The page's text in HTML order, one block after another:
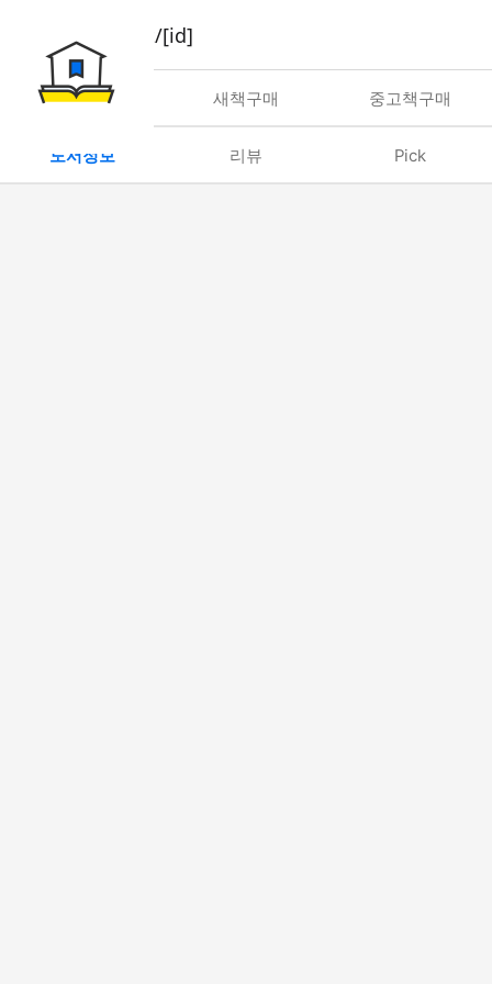
book/rent/[id]
대여 새책구매 중고책구매
도서정보 리뷰 Pick